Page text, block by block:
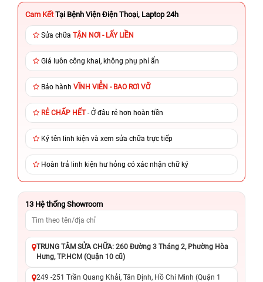
Cam Kết Tại Bệnh Viện Điện Thoại, Laptop 24h
Sửa chữa TẬN NƠI - LẤY LIỀN
Giá luôn công khai, không phụ phí ẩn
Bảo hành VĨNH VIỄN - BAO RƠI VỠ
RẺ CHẤP HẾT- Ở đâu rẻ hơn hoàn tiền
Ký tên linh kiện và xem sửa chữa trực tiếp
Hoàn trả linh kiện hư hỏng có xác nhận chữ ký
13 Hệ thống Showroom
TRUNG TÂM SỬA CHỮA: 260 Đường 3 Tháng 2, Phường Hòa
Hưng, TP.HCM (Quận 10 cũ)
249 -251 Trần Quang Khải, Tân Định, Hồ Chí Minh (Quận 1